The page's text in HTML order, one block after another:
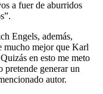
a fuer de aburridos
Engels, además,
mucho mejor que Karl
en esto me meto
pretende generar un
autor.